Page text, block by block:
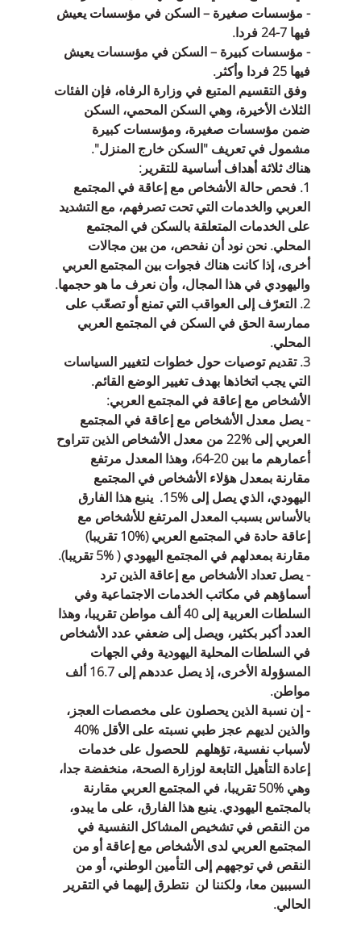
- مؤسسات صغيرة – السكن في مؤسسات يعيش
فيها ‏24-7‏ فردا.
- مؤسسات كبيرة – السكن في مؤسسات يعيش
فيها ‏25‏ فردا وأكثر.
وفق التقسيم المتبع في وزارة الرفاه، فإن الفئات
الثلاث الأخيرة، وهي السكن المحمي، السكن
ضمن مؤسسات صغيرة، ومؤسسات كبيرة
مشمول في تعريف "السكن خارج المنزل".
هناك ثلاثة أهداف أساسية للتقرير:
1‏. فحص حالة الأشخاص مع إعاقة في المجتمع
العربي والخدمات التي تحت تصرفهم، مع التشديد
على الخدمات المتعلقة بالسكن في المجتمع
المحلي. نحن نود أن نفحص، من بين مجالات
أخرى، إذا كانت هناك فجوات بين المجتمع العربي
واليهودي في هذا المجال، وأن نعرف ما هو حجمها.
2‏. التعرّف إلى العواقب التي تمنع أو تصعّب على
ممارسة الحق في السكن في المجتمع العربي
المحلي.
3‏. تقديم توصيات حول خطوات لتغيير السياسات
التي يجب اتخاذها بهدف تغيير الوضع القائم.
الأشخاص مع إعاقة في المجتمع العربي:
- يصل معدل الأشخاص مع إعاقة في المجتمع
العربي إلى ‏22%‏ من معدل الأشخاص الذين تتراوح
أعمارهم ما بين ‏64-20‏، وهذا المعدل مرتفع
مقارنة بمعدل هؤلاء الأشخاص في المجتمع
اليهودي، الذي يصل إلى ‏15%‏.  ينبع هذا الفارق
بالأساس بسبب المعدل المرتفع للأشخاص مع
إعاقة حادة في المجتمع العربي (‏10%‏ تقريبا)
مقارنة بمعدلهم في المجتمع اليهودي (‏ 5%‏ تقريبا).
- يصل تعداد الأشخاص مع إعاقة الذين ترد
أسماؤهم في مكاتب الخدمات الاجتماعية وفي
السلطات العربية إلى 40 ألف مواطن تقريبا، وهذا
العدد أكبر بكثير، ويصل إلى ضعفي عدد الأشخاص
في السلطات المحلية اليهودية وفي الجهات
المسؤولة الأخرى، إذ يصل عددهم إلى 16.7 ألف
مواطن.
- إن نسبة الذين يحصلون على مخصصات العجز،
والذين لديهم عجز طبي نسبته على الأقل %40
لأسباب نفسية‏، تؤهلهم  للحصول على خدمات
إعادة التأهيل التابعة لوزارة الصحة، منخفضة جدا،
وهي ‏50%‏ تقريبا، في المجتمع العربي مقارنة
بالمجتمع اليهودي. ينبع هذا الفارق، على ما يبدو،
من النقص في تشخيص المشاكل النفسية في
المجتمع العربي لدى الأشخاص مع إعاقة أو من
النقص في توجههم إلى التأمين الوطني، أو من
السببين معا، ولكننا لن  نتطرق إليهما في التقرير
الحالي.